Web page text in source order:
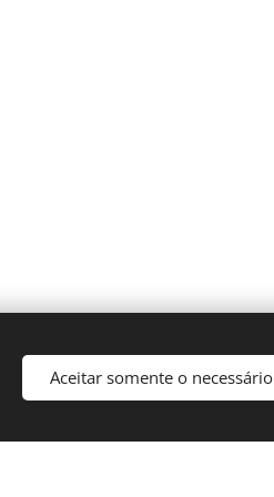
Aceitar somente o necessário